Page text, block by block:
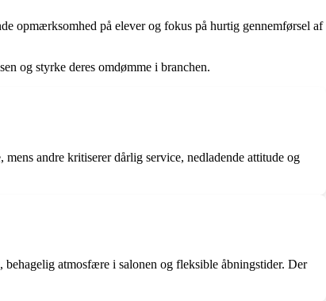
opmærksomhed på elever og fokus på hurtig gennemførsel af
og styrke deres omdømme i branchen.
andre kritiserer dårlig service, nedladende attitude og
atmosfære i salonen og fleksible åbningstider. Der